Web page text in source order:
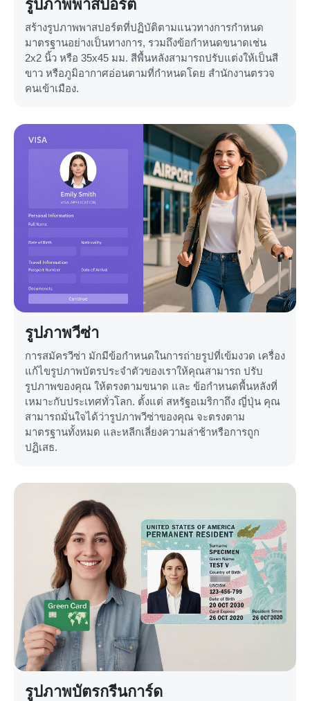
รูปภาพพาสปอร์ต
สร้างรูปภาพพาสปอร์ตที่ปฏิบัติตามแนวทางการกำหนด
มาตรฐานอย่างเป็นทางการ, รวมถึงข้อกำหนดขนาดเช่น
2x2 นิ้ว หรือ 35x45 มม. สีพื้นหลังสามารถปรับแต่งให้เป็นสี
ขาว หรือภูมิอากาศอ่อนตามที่กำหนดโดย สำนักงานตรวจ
คนเข้าเมือง.
รูปภาพวีซ่า
การสมัครวีซ่า มักมีข้อกำหนดในการถ่ายรูปที่เข้มงวด เครื่อง
แก้ไขรูปภาพบัตรประจำตัวของเราให้คุณสามารถ ปรับ
รูปภาพของคุณ ให้ตรงตามขนาด และ ข้อกำหนดพื้นหลังที่
เหมาะกับประเทศทั่วโลก. ตั้งแต่ สหรัฐอเมริกาถึง ญี่ปุ่น คุณ
สามารถมั่นใจได้ว่ารูปภาพวีซ่าของคุณ จะตรงตาม
มาตรฐานทั้งหมด และหลีกเลี่ยงความล่าช้าหรือการถูก
ปฏิเสธ.
รูปภาพบัตรกรีนการ์ด